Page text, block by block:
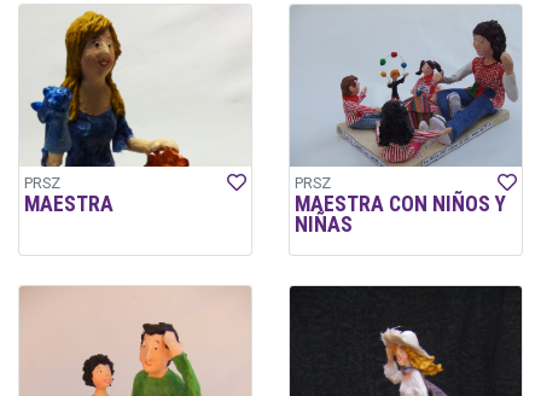
PRSZ
MAESTRA
PRSZ
MAESTRA CON NIÑOS Y
NIÑAS